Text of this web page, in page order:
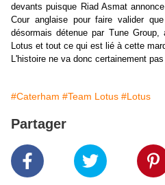
devants puisque Riad Asmat
Cour anglaise pour faire valider
désormais détenue par Tune
Lotus et tout ce qui est lié à cette
L'histoire ne va donc certainement
#Caterham #Team Lotus #Lotus
Partager